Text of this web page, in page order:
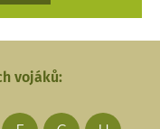
vojáků: